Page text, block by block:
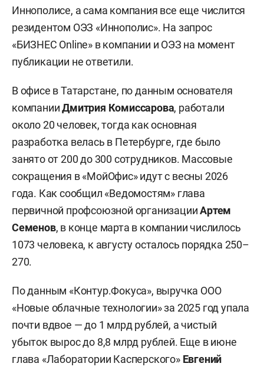
Иннополисе, а сама компания все еще числится
резидентом ОЭЗ «Иннополис». На запрос
«БИЗНЕС Online» в компании и ОЭЗ на момент
публикации не ответили.
В офисе в Татарстане, по данным основателя
компанииДмитрия Комиссарова, работали
около 20 человек, тогда как основная
разработка велась в Петербурге, где было
занято от 200 до 300 сотрудников. Массовые
сокращения в «МойОфис» идут с весны 2026
года. Как сообщил «Ведомостям» глава
первичной профсоюзной организацииАртем
Семенов, в конце марта в компании числилось
1073 человека, к августу осталось порядка 250–
270.
По данным «Контур.Фокуса», выручка ООО
«Новые облачные технологии» за 2025 год упала
почти вдвое — до 1 млрд рублей, а чистый
убыток вырос до 8,8 млрд рублей. Еще в июне
глава «Лаборатории Касперского» Евгений